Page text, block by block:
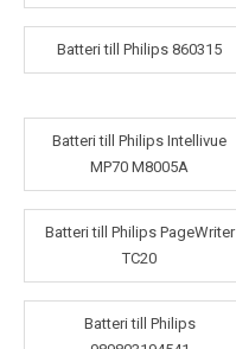
Batteri till Philips 860315
Batteri till Philips Intellivue
MP70 M8005A
Batteri till Philips PageWriter
TC20
Batteri till Philips